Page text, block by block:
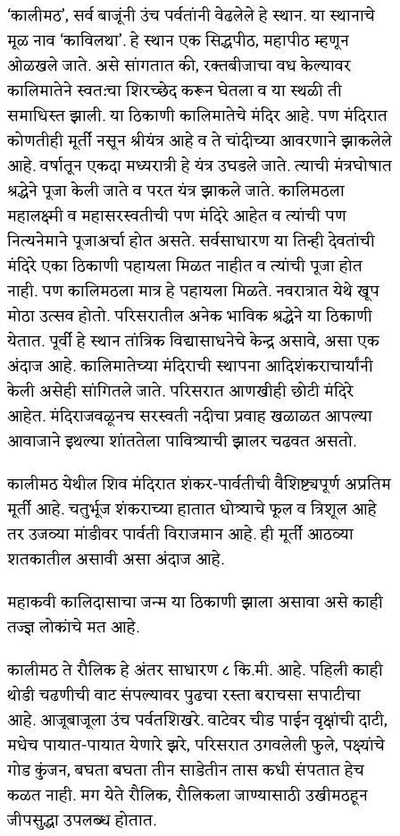
‘कालीमठ’, सर्व बाजूंनी उंच पर्वतांनी वेढलेले हे स्थान. या स्थानाचे
मूळ नाव ‘काविलथा’. हे स्थान एक सिद्धपीठ, महापीठ म्हणून
ओळखले जाते. असे सांगतात की, रक्तबीजाचा वध केल्यावर
कालिमातेने स्वत:चा शिरच्छेद करून घेतला व या स्थळी ती
समाधिस्त झाली. या ठिकाणी कालिमातेचे मंदिर आहे. पण मंदिरात
कोणतीही मूर्ती नसून श्रीयंत्र आहे व ते चांदीच्या आवरणाने झाकलेले
आहे. वर्षातून एकदा मध्यरात्री हे यंत्र उघडले जाते. त्याची मंत्रघोषात
श्रद्धेने पूजा केली जाते व परत यंत्र झाकले जाते. कालिमठला
महालक्ष्मी व महासरस्वतीची पण मंदिरे आहेत व त्यांची पण
नित्यनेमाने पूजाअर्चा होत असते. सर्वसाधारण या तिन्ही देवतांची
मंदिरे एका ठिकाणी पहायला मिळत नाहीत व त्यांची पूजा होत
नाही. पण कालिमठला मात्र हे पहायला मिळते. नवरात्रात येथे खूप
मोठा उत्सव होतो. परिसरातील अनेक भाविक श्रद्धेने या ठिकाणी
येतात. पूर्वी हे स्थान तांत्रिक विद्यासाधनेचे केन्द्र असावे, असा एक
अंदाज आहे. कालिमातेच्या मंदिराची स्थापना आदिशंकराचार्यांनी
केली असेही सांगितले जाते. परिसरात आणखीही छोटी मंदिरे
आहेत. मंदिराजवळूनच सरस्वती नदीचा प्रवाह खळाळत आपल्या
आवाजाने इथल्या शांततेला पावित्र्याची झालर चढवत असतो.
कालीमठ येथील शिव मंदिरात शंकर-पार्वतीची वैशिष्ट्यपूर्ण अप्रतिम
मूर्ती आहे. चतुर्भूज शंकराच्या हातात धोत्र्याचे फूल व त्रिशूल आहे
तर उजव्या मांडीवर पार्वती विराजमान आहे. ही मूर्ती आठव्या
शतकातील असावी असा अंदाज आहे.
महाकवी कालिदासाचा जन्म या ठिकाणी झाला असावा असे काही
तज्ज्ञ लोकांचे मत आहे.
कालीमठ ते रौलिक हे अंतर साधारण ८ कि.मी. आहे. पहिली काही
थोडी चढणीची वाट संपल्यावर पुढचा रस्ता बराचसा सपाटीचा
आहे. आजूबाजूला उंच पर्वतशिखरे. वाटेवर चीड पाईन वृक्षांची दाटी,
मधेच पायात-पायात येणारे झरे, परिसरात उगवलेली फुले, पक्ष्यांचे
गोड कुंजन, बघता बघता तीन साडेतीन तास कधी संपतात हेच
कळत नाही. मग येते रौलिक, रौलिकला जाण्यासाठी उखीमठहून
जीपसुद्धा उपलब्ध होतात.